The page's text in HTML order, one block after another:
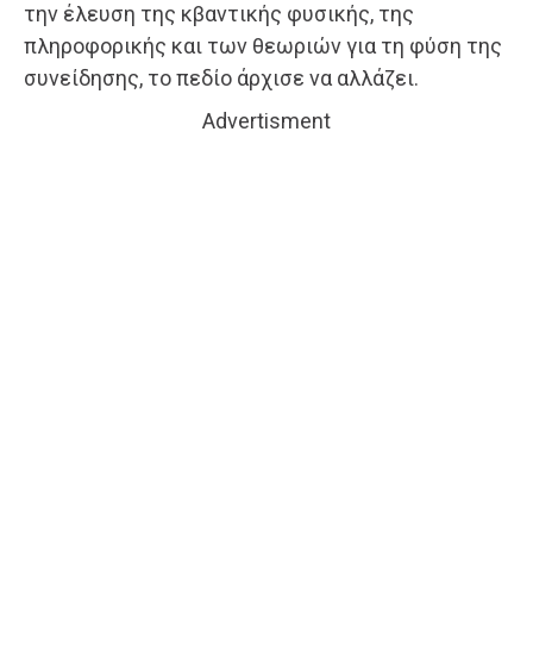
την έλευση της κβαντικής φυσικής, της
πληροφορικής και των θεωριών για τη φύση της
συνείδησης, το πεδίο άρχισε να αλλάζει.
Advertisment